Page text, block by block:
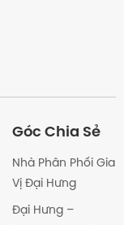
Góc Chia Sẻ
Nhà Phân Phối Gia
Vị Đại Hưng
Đại Hưng –